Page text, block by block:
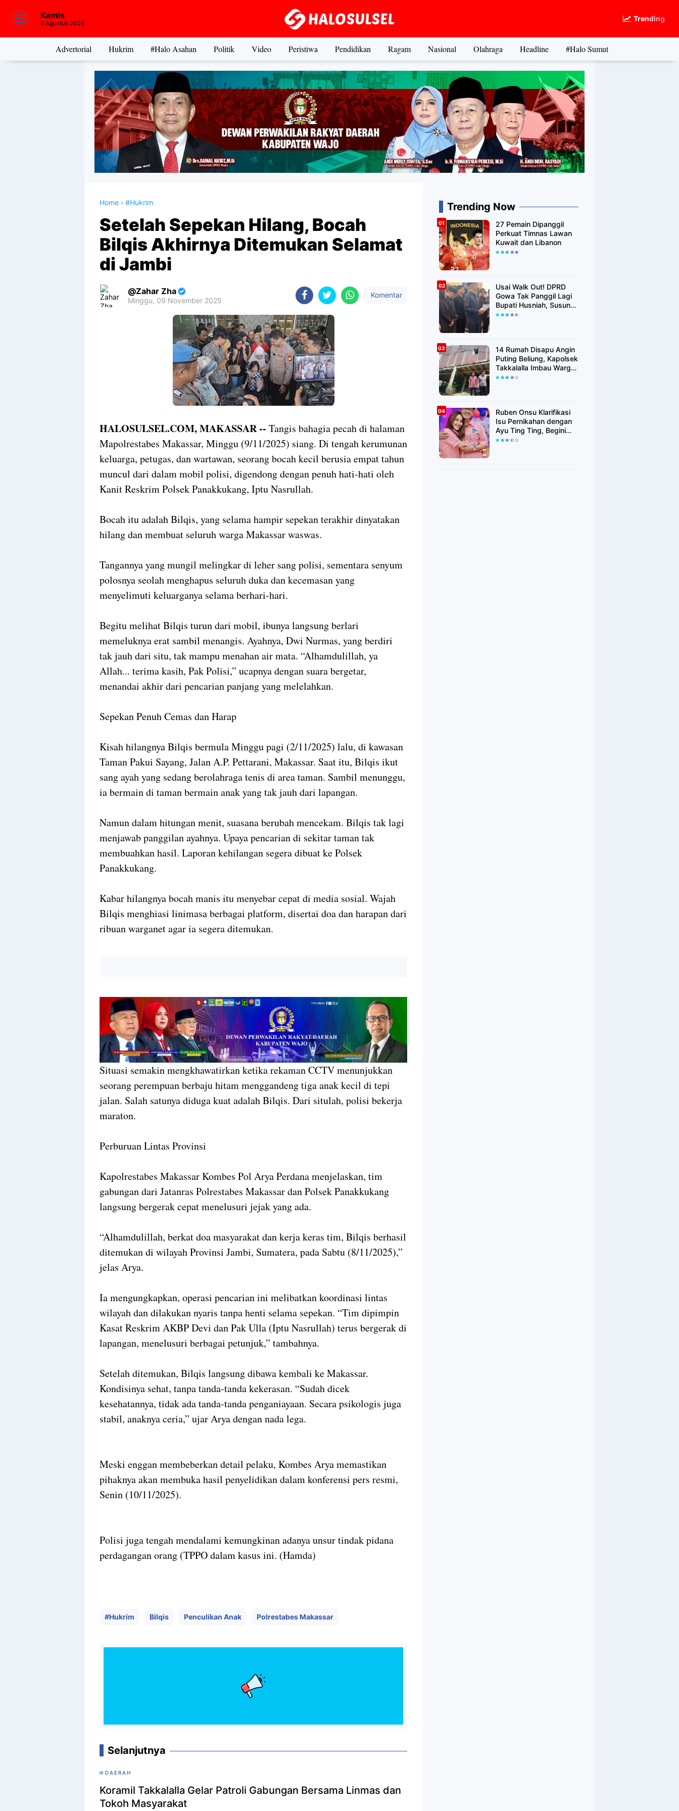
Trending
Kamis
6 Agustus 2026
Advertorial Hukrim #Halo Asahan Politik Video Peristiwa Pendidikan Ragam Nasional Olahraga Headline #Halo Sumut
Home › #Hukrim
Setelah Sepekan Hilang, Bocah
Bilqis Akhirnya Ditemukan Selamat
di Jambi
Zahar Zha
Minggu, 09 November 2025
Komentar
HALOSULSEL.COM, MAKASSAR -- Tangis bahagia pecah di halaman
Mapolrestabes Makassar, Minggu (9/11/2025) siang. Di tengah kerumunan
keluarga, petugas, dan wartawan, seorang bocah kecil berusia empat tahun
muncul dari dalam mobil polisi, digendong dengan penuh hati-hati oleh
Kanit Reskrim Polsek Panakkukang, Iptu Nasrullah.
Bocah itu adalah Bilqis, yang selama hampir sepekan terakhir dinyatakan
hilang dan membuat seluruh warga Makassar waswas.
Tangannya yang mungil melingkar di leher sang polisi, sementara senyum
polosnya seolah menghapus seluruh duka dan kecemasan yang
menyelimuti keluarganya selama berhari-hari.
Begitu melihat Bilqis turun dari mobil, ibunya langsung berlari
memeluknya erat sambil menangis. Ayahnya, Dwi Nurmas, yang berdiri
tak jauh dari situ, tak mampu menahan air mata. “Alhamdulillah, ya
Allah... terima kasih, Pak Polisi,” ucapnya dengan suara bergetar,
menandai akhir dari pencarian panjang yang melelahkan.
Sepekan Penuh Cemas dan Harap
Kisah hilangnya Bilqis bermula Minggu pagi (2/11/2025) lalu, di kawasan
Taman Pakui Sayang, Jalan A.P. Pettarani, Makassar. Saat itu, Bilqis ikut
sang ayah yang sedang berolahraga tenis di area taman. Sambil menunggu,
ia bermain di taman bermain anak yang tak jauh dari lapangan.
Namun dalam hitungan menit, suasana berubah mencekam. Bilqis tak lagi
menjawab panggilan ayahnya. Upaya pencarian di sekitar taman tak
membuahkan hasil. Laporan kehilangan segera dibuat ke Polsek
Panakkukang.
Kabar hilangnya bocah manis itu menyebar cepat di media sosial. Wajah
Bilqis menghiasi linimasa berbagai platform, disertai doa dan harapan dari
ribuan warganet agar ia segera ditemukan.
Situasi semakin mengkhawatirkan ketika rekaman CCTV menunjukkan
seorang perempuan berbaju hitam menggandeng tiga anak kecil di tepi
jalan. Salah satunya diduga kuat adalah Bilqis. Dari situlah, polisi bekerja
maraton.
Perburuan Lintas Provinsi
Kapolrestabes Makassar Kombes Pol Arya Perdana menjelaskan, tim
gabungan dari Jatanras Polrestabes Makassar dan Polsek Panakkukang
langsung bergerak cepat menelusuri jejak yang ada.
“Alhamdulillah, berkat doa masyarakat dan kerja keras tim, Bilqis berhasil
ditemukan di wilayah Provinsi Jambi, Sumatera, pada Sabtu (8/11/2025),”
jelas Arya.
Ia mengungkapkan, operasi pencarian ini melibatkan koordinasi lintas
wilayah dan dilakukan nyaris tanpa henti selama sepekan. “Tim dipimpin
Kasat Reskrim AKBP Devi dan Pak Ulla (Iptu Nasrullah) terus bergerak di
lapangan, menelusuri berbagai petunjuk,” tambahnya.
Setelah ditemukan, Bilqis langsung dibawa kembali ke Makassar.
Kondisinya sehat, tanpa tanda-tanda kekerasan. “Sudah dicek
kesehatannya, tidak ada tanda-tanda penganiayaan. Secara psikologis juga
stabil, anaknya ceria,” ujar Arya dengan nada lega.
Meski enggan membeberkan detail pelaku, Kombes Arya memastikan
pihaknya akan membuka hasil penyelidikan dalam konferensi pers resmi,
Senin (10/11/2025).
Polisi juga tengah mendalami kemungkinan adanya unsur tindak pidana
perdagangan orang (TPPO dalam kasus ini. (Hamda)
#Hukrim Bilqis Penculikan Anak Polrestabes Makassar
Selanjutnya
DAERAH
Koramil Takkalalla Gelar Patroli Gabungan Bersama Linmas dan
Tokoh Masyarakat
Trending Now
27 Pemain Dipanggil
Perkuat Timnas Lawan
Kuwait dan Libanon
Usai Walk Out! DPRD
Gowa Tak Panggil Lagi
Bupati Husniah, Susun
Rekomendasi Hak
14 Rumah Disapu Angin
Puting Beliung, Kapolsek
Takkalalla Imbau Warga
Waspada Cuaca
Ruben Onsu Klarifikasi
Isu Pernikahan dengan
Ayu Ting Ting, Begini
Faktanya